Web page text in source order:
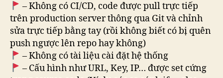
– Không có CI/CD, code được pull trực tiếp
trên production server thông qua Git và chỉnh
sửa trực tiếp bằng tay (rồi không biết có bị quên
push ngược lên repo hay không)
– Không có tài liệu cài đặt hệ thống
– Cấu hình như URL, Key, IP… được set cứng